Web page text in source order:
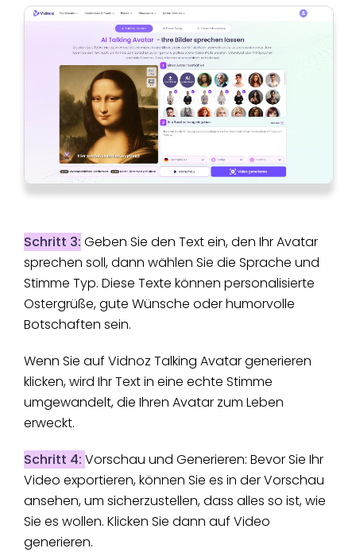
Schritt 3: Geben Sie den Text ein, den Ihr Avatar
sprechen soll, dann wählen Sie die Sprache und
Stimme Typ. Diese Texte können personalisierte
Ostergrüße, gute Wünsche oder humorvolle
Botschaften sein.
Wenn Sie auf Vidnoz Talking Avatar generieren
klicken, wird Ihr Text in eine echte Stimme
umgewandelt, die Ihren Avatar zum Leben
erweckt.
Schritt 4: Vorschau und Generieren: Bevor Sie Ihr
Video exportieren, können Sie es in der Vorschau
ansehen, um sicherzustellen, dass alles so ist, wie
Sie es wollen. Klicken Sie dann auf Video
generieren.